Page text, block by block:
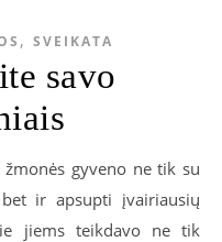
, SVEIKATA
savo
gyveno ne tik su
ir apsupti įvairiausių
jiems teikdavo ne tik